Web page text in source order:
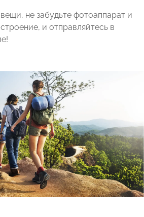
не забудьте фотоаппарат и
и отправляйтесь в